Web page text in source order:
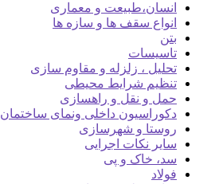
انسان،طبیعت و معماری
انواع سقف ها و سازه ها
بتن
تاسیسات
تحلیل ، زلزله و مقاوم سازی
تنظیم شرایط محیطی
حمل و نقل و راهسازی
دکوراسیون داخلی ونمای ساختمان
روستا و شهرسازی
سایر نکات اجرایی
سد، خاک و پی
فولاد